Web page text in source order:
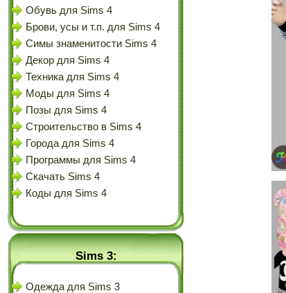
Обувь для Sims 4
Брови, усы и т.п. для Sims 4
Симы знаменитости Sims 4
Декор для Sims 4
Техника для Sims 4
Моды для Sims 4
Позы для Sims 4
Строительство в Sims 4
Города для Sims 4
Программы для Sims 4
Скачать Sims 4
Коды для Sims 4
Sims 3:
Одежда для Sims 3